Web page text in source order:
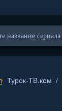
Турок-ТВ.ком /